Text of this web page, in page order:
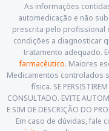
As informações
automedicação e não
prescrita pelo profissional
condições a diagnosticar
tratamento adequado.
farmacêutico. Maiores
Medicamentos controlados
física. SE
CONSULTADO. EVITE
E SIM DE DESCRIÇÃO DO
Em caso de dúvidas, fale